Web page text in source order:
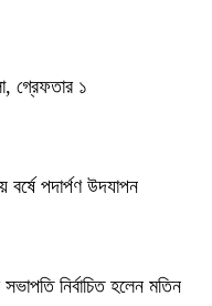
গ্রেফতার ১
পদার্পণ উদযাপন
নির্বাচিত হলেন মতিন